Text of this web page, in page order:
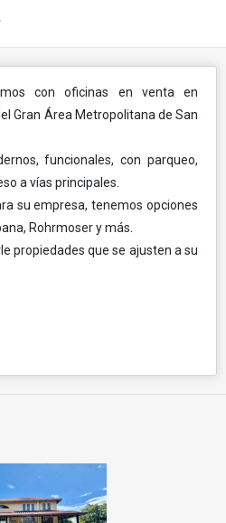
con oficinas en venta en
Gran Área Metropolitana de San
funcionales, con parqueo,
a vías principales.
su empresa, tenemos opciones
Rohrmoser y más.
propiedades que se ajusten a su